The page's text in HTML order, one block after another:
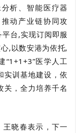
析、智能医疗器
动产业链协同攻
台,实现订阅即服
,以数安港为依托,
“1+1+3”医学人工
实训基地建设，依
关，全力培养千名
晓春表示，下一